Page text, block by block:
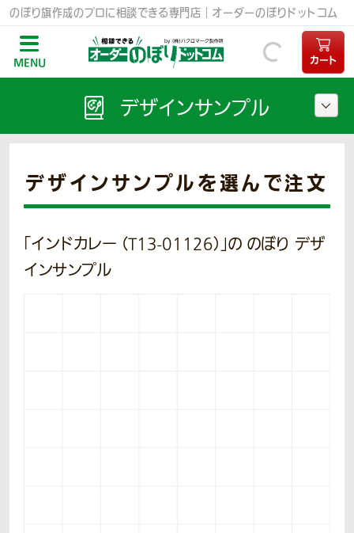
のぼり旗作成のプロに相談できる専門店｜オーダーのぼりドットコム
MENU カート
デザインサンプルを選んで注文
「インドカレー （T13-01126）」の のぼり デザ
インサンプル
デザインサンプル